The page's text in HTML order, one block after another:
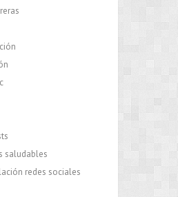
saludables
redes sociales